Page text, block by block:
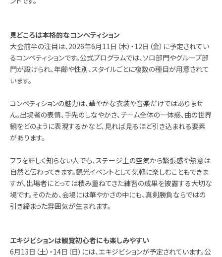
見どころは本格的なコンペティション
大会前半の注目は、2026年6月11日（木）・12日（金）に予定されてい
るコンペティションです。公式プログラムでは、ソロ部門やグループ部
門が設けられ、年齢や性別、スタイルごとに複数の種目が用意されて
います。
コンペティションの魅力は、華やかな衣装や音楽だけではありませ
ん。出場者の表情、手先のしなやかさ、チーム全体の一体感、曲の世界
観をどのように表現するかなど、見れば見るほど引き込まれる要素
があります。
フラを詳しく知らない人でも、ステージ上の空気から緊張感や熱意は
自然と伝わってきます。観光イベントとして気軽に楽しむこともできま
すが、出場者にとっては積み重ねてきた練習の成果を披露する大切な
場です。そのため、会場には華やかさの中にも、真剣勝負ならではの
引き締まった雰囲気が生まれます。
エキジビションは観覧初心者にも楽しみやすい
6月13日（土）・14日（日）には、エキジビションが予定されています。公